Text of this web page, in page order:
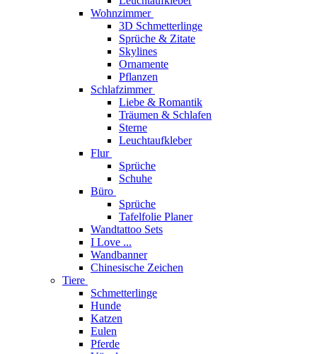
Wohnzimmer
3D Schmetterlinge
Sprüche & Zitate
Skylines
Ornamente
Pflanzen
Schlafzimmer
Liebe & Romantik
Träumen & Schlafen
Sterne
Leuchtaufkleber
Flur
Sprüche
Schuhe
Büro
Sprüche
Tafelfolie Planer
Wandtattoo Sets
I Love ...
Wandbanner
Chinesische Zeichen
Tiere
Schmetterlinge
Hunde
Katzen
Eulen
Pferde